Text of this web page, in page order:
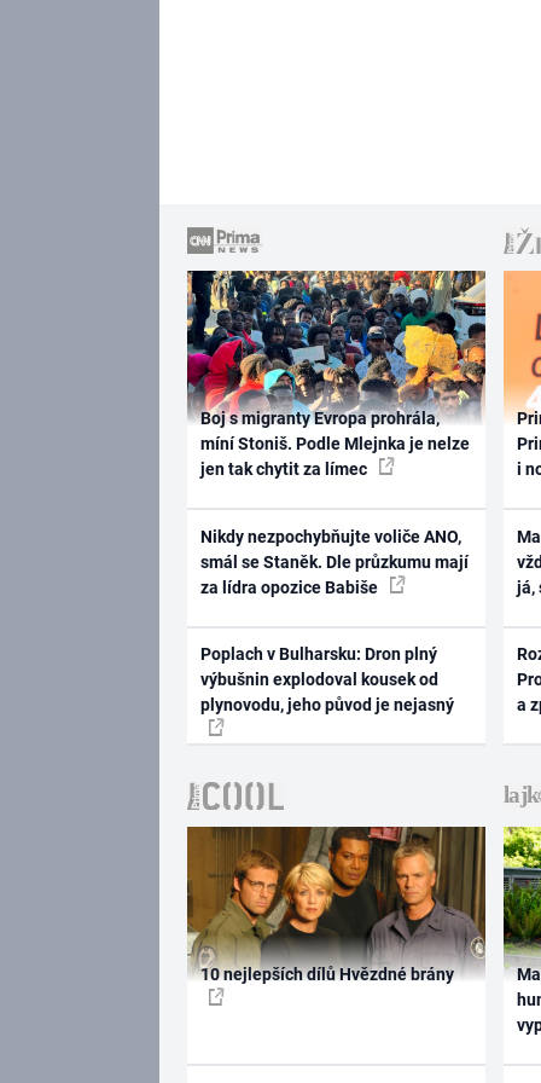
Boj s migranty Evropa prohrála,
míní Stoniš. Podle Mlejnka je nelze
jen tak chytit za límec
Nikdy nezpochybňujte voliče ANO,
smál se Staněk. Dle průzkumu mají
za lídra opozice Babiše
Poplach v Bulharsku: Dron plný
výbušnin explodoval kousek od
plynovodu, jeho původ je nejasný
i
já,
a
10 nejlepších dílů Hvězdné brány